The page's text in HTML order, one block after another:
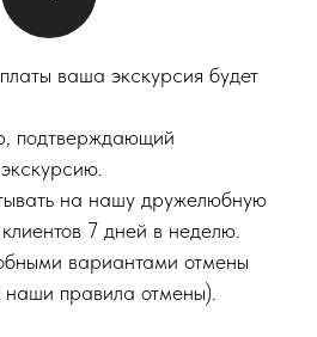
ваша экскурсия будет
подтверждающий
на нашу дружелюбную
7 дней в неделю.
вариантами отмены
правила отмены).